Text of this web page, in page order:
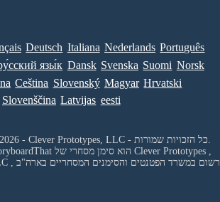
Deutsch Italiana Nederlands Português
язы́к Dansk Svenska Suomi Norsk
Ceština Slovenský Magyar Hrvatski
Slovenščina Latvijas eesti
© 2026 - Clever Prototypes, LLC - כל הזכויות שמורות.
Clever Prototypes ,
ורשום במשרד הפטנטים והסימנים המסחריים בארה"ב